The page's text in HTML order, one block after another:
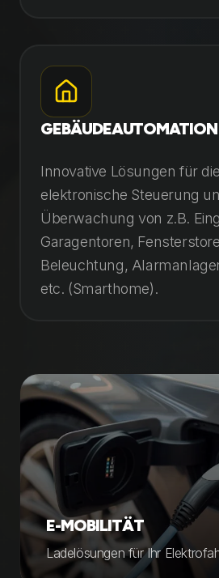
GEBÄUDEAUTOMATION
Innovative Lösungen für
elektronische Steuerung
Überwachung von z.B.
Garagentoren,
Beleuchtung,
etc. (Smarthome).
E-MOBILITÄT
Ladelösungen für Ihr